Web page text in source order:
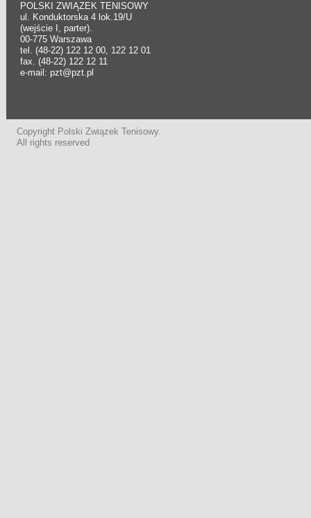
POLSKI ZWIĄZEK TENISOWY
ul. Konduktorska 4 lok.19/U
(wejście I, parter).
00-775 Warszawa
tel. (48-22) 122 12 00, 122 12 01
fax. (48-22) 122 12 11
e-mail: pzt@pzt.pl
Copyright Polski Związek Tenisowy.
All rights reserved